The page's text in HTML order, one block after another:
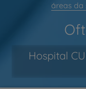
Clientes e
CUF
Sobre nós
áreas da
Hospital